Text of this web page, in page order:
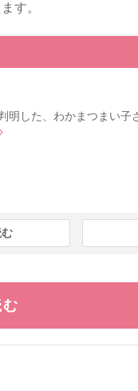
す。
明した、わかまつまい子